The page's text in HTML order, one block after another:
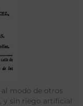
modo de otros
y sin riego artificial